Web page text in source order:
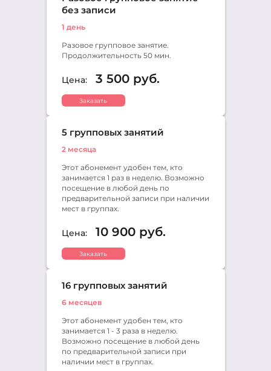
OREXIS (подростки и
взрослые, welcome!)
Написать в ВКонтакте
+7 (495) 648-60-08
Черемушки
+7 (495) 648-60-08
Написать в ВКонтакте
Чертаново
+7 (495) 648-60-08
Южнопортовый
+7 (495) 648-60-08
Написать в ВКонтакте
без записи
1 день
Разовое групповое занятие.
Продолжительность 50 мин.
Цена: 3 500 руб.
Заказать
5 групповых занятий
2 месяца
Этот абонемент удобен тем, кто
занимается 1 раз в неделю. Возможно
посещение в любой день по
предварительной записи при наличии
мест в группах.
Цена: 10 900 руб.
Заказать
16 групповых занятий
6 месяцев
Этот абонемент удобен тем, кто
занимается 1 - 3 раза в неделю.
Возможно посещение в любой день
по предварительной записи при
наличии мест в группах.